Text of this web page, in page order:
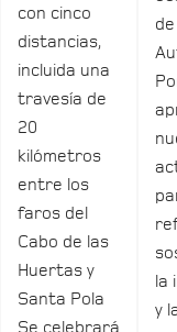
con cinco
distancias,
incluida una
travesía de
20
kilómetros
entre los
faros del
Cabo de las
Huertas y
Santa Pola
Se celebrará
la
y